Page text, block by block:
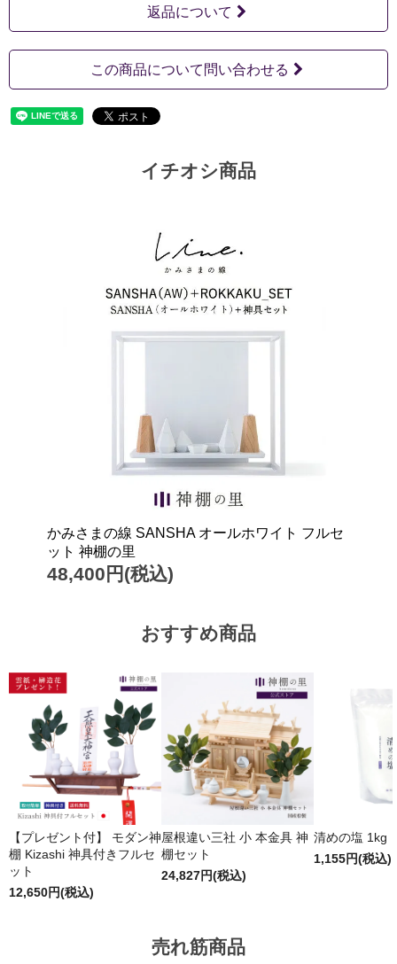
返品について
この商品について問い合わせる
イチオシ商品
かみさまの線 SANSHA オールホワイト フルセ
ット 神棚の里
48,400円(税込)
おすすめ商品
【プレゼント付】 モダン神
棚 Kizashi 神具付きフルセ
ット
12,650円(税込)
屋根違い三社 小 本金具 神
棚セット
24,827円(税込)
清めの塩 1kg
1,155円(税込)
売れ筋商品